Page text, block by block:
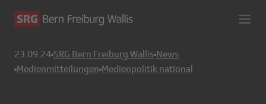
23.09.24 SRG Bern Freiburg Wallis News
Medienmitteilungen Medienpolitik national